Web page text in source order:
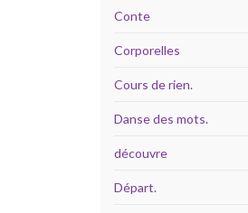
Conte
Corporelles
Cours de rien.
Danse des mots.
découvre
Départ.